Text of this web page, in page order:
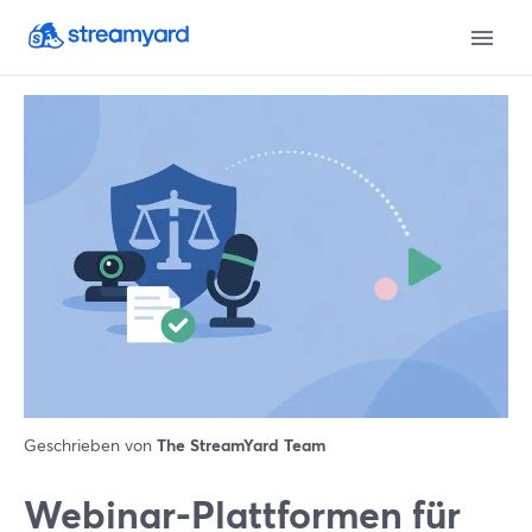
Geschrieben von The StreamYard Team
Webinar-Plattformen für